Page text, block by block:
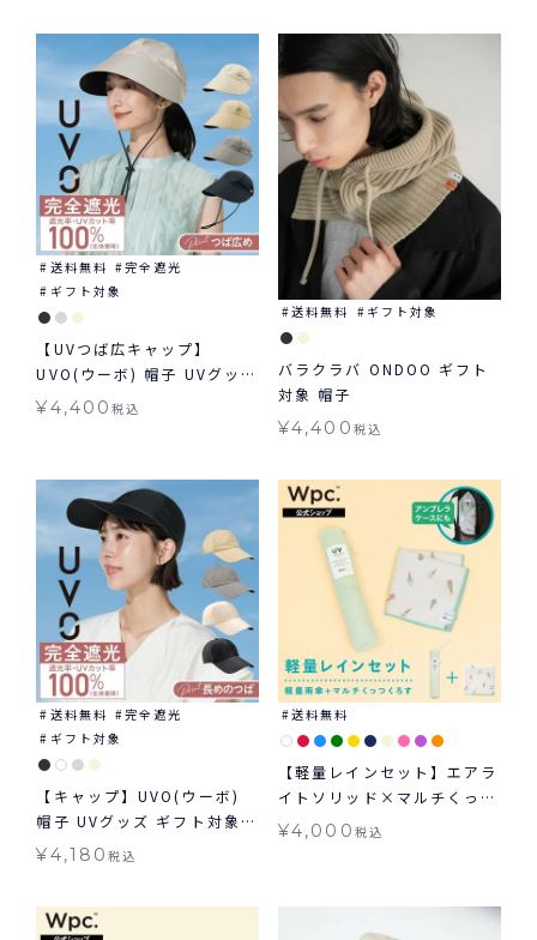
送料無料
完全遮光
ギフト対象
【UVつば広キャップ】
UVO(ウーボ) 帽子 UVグッズ
¥4,400税込
送料無料 ギフト対象
バラクラバ ONDOO ギフト
対象 帽子
¥4,400 税込
送料無料
完全遮光
ギフト対象
【キャップ】UVO(ウーボ)
帽子 UVグッズ ギフト対象
≪送料無料≫
¥4,180税込
送料無料
【軽量レインセット】エアラ
イトソリッド×マルチくっつ
くろす 雨傘 折りたたみ くっ
¥4,000 税込